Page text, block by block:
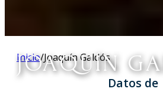
JOAQUÍN
Inicio/Joaquín Galdós
Datos de